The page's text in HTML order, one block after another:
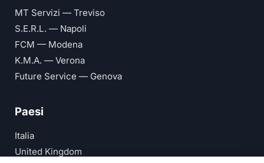
MT Servizi — Treviso
S.E.R.L. — Napoli
FCM — Modena
K.M.A. — Verona
Future Service — Genova
Paesi
Italia
United Kingdom